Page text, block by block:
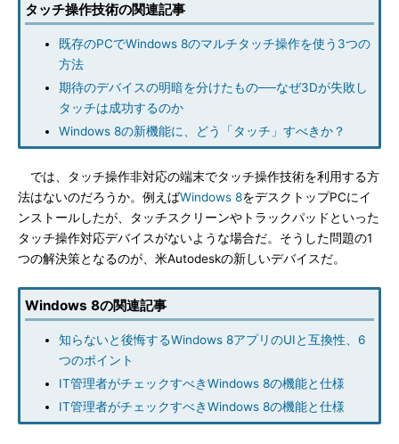
タッチ操作技術の関連記事
既存のPCでWindows 8のマルチタッチ操作を使う3つの
方法
期待のデバイスの明暗を分けたもの──なぜ3Dが失敗し
タッチは成功するのか
Windows 8の新機能に、どう「タッチ」すべきか？
では、タッチ操作非対応の端末でタッチ操作技術を利用する方
法はないのだろうか。例えばWindows 8をデスクトップPCにイ
ンストールしたが、タッチスクリーンやトラックパッドといった
タッチ操作対応デバイスがないような場合だ。そうした問題の1
つの解決策となるのが、米Autodeskの新しいデバイスだ。
Windows 8の関連記事
知らないと後悔するWindows 8アプリのUIと互換性、6
つのポイント
IT管理者がチェックすべきWindows 8の機能と仕様
IT管理者がチェックすべきWindows 8の機能と仕様